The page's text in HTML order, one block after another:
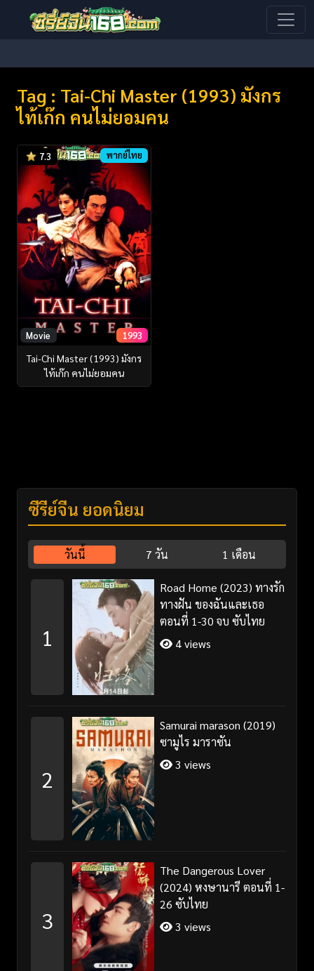
Tag : Tai-Chi Master (1993) มังกร
ไท้เก๊ก คนไม่ยอมคน
7.3 พากย์ไทย
Movie 1993
Tai-Chi Master (1993) มังกร
ไท้เก๊ก คนไม่ยอมคน
ซีรี่ย์จีน ยอดนิยม
วันนี้ 7 วัน 1 เดือน
1
Road Home (2023) ทางรัก
ทางฝัน ของฉันและเธอ
ตอนที่ 1-30 จบ ซับไทย
4 views
2
Samurai marason (2019)
ซามูไร มาราซัน
3 views
3
The Dangerous Lover
(2024) หงษานารี ตอนที่ 1-
26 ซับไทย
3 views